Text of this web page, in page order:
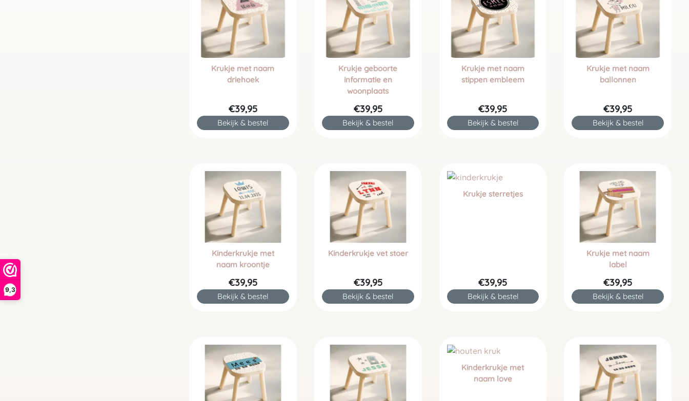
9,3
Krukje met naam
driehoek
€39,95
Bekijk & bestel
Krukje geboorte
informatie en
woonplaats
€39,95
Bekijk & bestel
Krukje met naam
stippen embleem
€39,95
Bekijk & bestel
Krukje met naam
ballonnen
€39,95
Bekijk & bestel
Kinderkrukje met
naam kroontje
€39,95
Bekijk & bestel
Kinderkrukje vet stoer
€39,95
Bekijk & bestel
Krukje sterretjes
€39,95
Bekijk & bestel
Krukje met naam
label
€39,95
Bekijk & bestel
Kinderkrukje met
naam love